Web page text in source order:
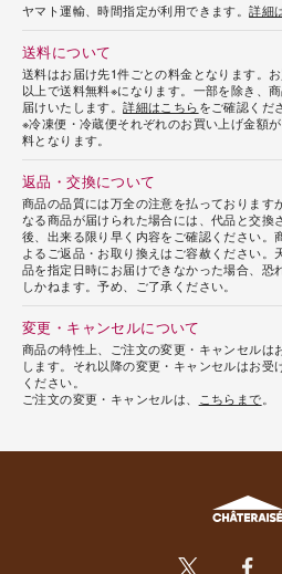
ヤマト運輸、時間指定が利用できます。詳細
送料について
送料はお届け先1件ごとの料金となります。
以上で送料無料※になります。一部を除き、
届けいたします。詳細はこちらをご確認くだ
※冷凍便・冷蔵便それぞれのお買い上げ金額
料となります。
返品・交換について
商品の品質には万全の注意を払っております
なる商品が届けられた場合には、代品と交換
後、出来る限り早く内容をご確認ください。
よるご返品・お取り換えはご容赦ください
品を指定日時にお届けできなかった場合、恐
しかねます。予め、ご了承ください。
変更・キャンセルについて
商品の特性上、ご注文の変更・キャンセルは
します。それ以降の変更・キャンセルはお受
ください。
ご注文の変更・キャンセルは、
こちらまで